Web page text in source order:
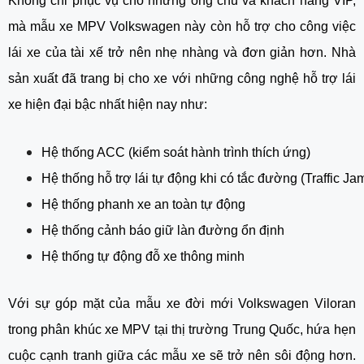
mà mẫu xe MPVVolkswagen này còn hỗ trợ cho công việc
lái xe của tài xế trở nên nhẹ nhàng và đơn giản hơn. Nhà
sản xuất đã trang bị cho xe với những công nghệ hỗ trợ lái
xe hiện đại bậc nhất hiện nay như:
Hệ thống ACC (kiểm soát hành trình thích ứng)
Hệ thống hỗ trợ lái tự động khi có tắc đường (Traffic
Hệ thống phanh xe an toàn tự động
Hệ thống cảnh báo giữ làn đường ổn định
Hệ thống tự động đỗ xe thông minh
Với sự góp mặt của mẫu xe đời mớiVolkswagen Viloran
trong phân khúc xe MPV tại thị trường Trung Quốc, hứa hẹn
cuộc cạnh tranh giữa các mẫu xe sẽ trở nên sôi động hơn.